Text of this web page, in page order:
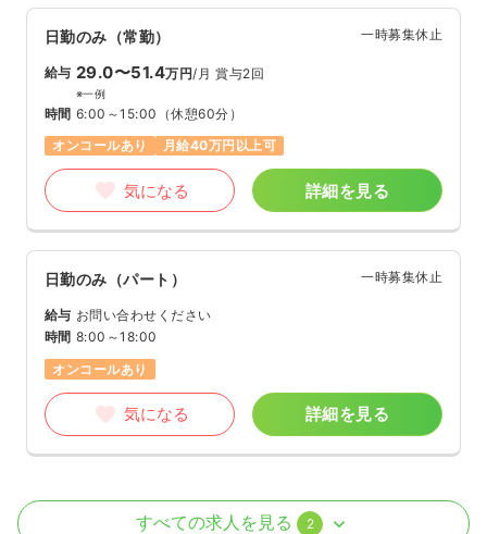
日勤のみ（常勤） 一時募集休止
給与 29.0〜51.4万円/月 賞与2回
※一例
時間 6:00～15:00 （休憩60分）
オンコールあり
月給40万円以上可
気になる 詳細を見る
日勤のみ（パート） 一時募集休止
給与 お問い合わせください
時間 8:00～18:00
オンコールあり
気になる 詳細を見る
介護・福祉系正・准看護師
すべての求人を見る 2